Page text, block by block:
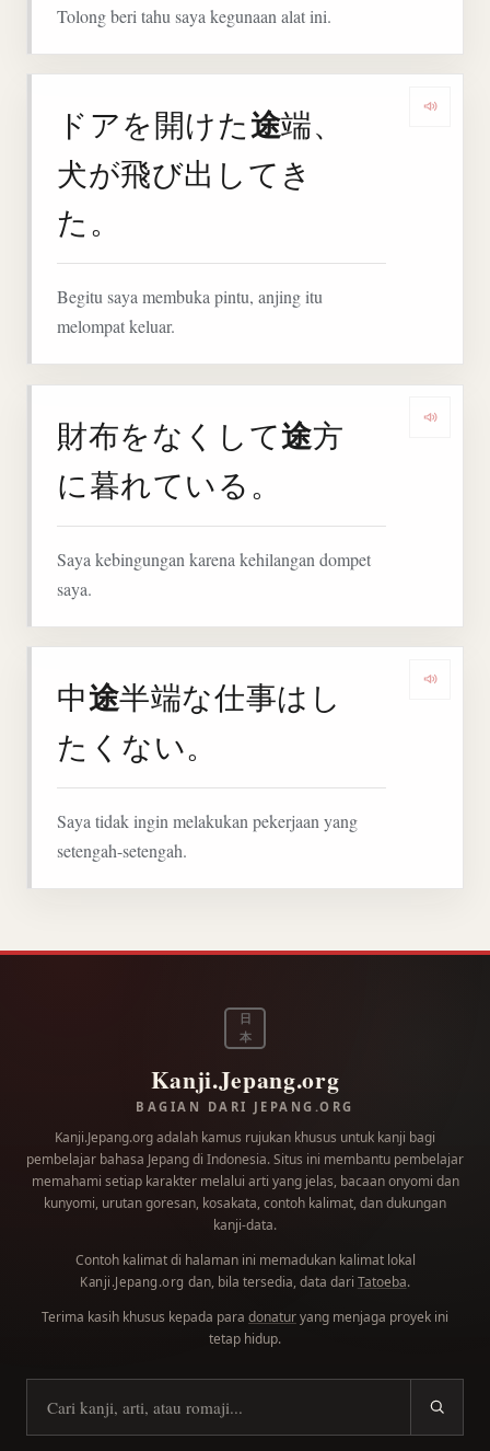
Tolong beri tahu saya kegunaan alat ini.
ドアを開けた途端、
犬が飛び出してき
た。
Begitu saya membuka pintu, anjing itu
melompat keluar.
財布をなくして途方
に暮れている。
Saya kebingungan karena kehilangan dompet
saya.
中途半端な仕事はし
たくない。
Saya tidak ingin melakukan pekerjaan yang
setengah-setengah.
日
本
Kanji.Jepang.org
BAGIAN DARI JEPANG.ORG
Kanji.Jepang.org adalah kamus rujukan khusus untuk kanji bagi
pembelajar bahasa Jepang di Indonesia. Situs ini membantu pembelajar
memahami setiap karakter melalui arti yang jelas, bacaan onyomi dan
kunyomi, urutan goresan, kosakata, contoh kalimat, dan dukungan
kanji-data.
Contoh kalimat di halaman ini memadukan kalimat lokal
Kanji.Jepang.org dan, bila tersedia, data dari Tatoeba.
Terima kasih khusus kepada para donaturyang menjaga proyek ini
tetap hidup.
Cari kanji